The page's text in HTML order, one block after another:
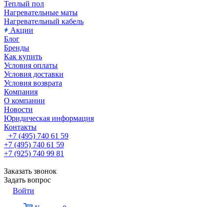
Теплый пол
Нагревательные маты
Нагревательный кабель
Акции
Блог
Бренды
Как купить
Условия оплаты
Условия доставки
Условия возврата
Компания
О компании
Новости
Юридическая информация
Контакты
+7 (495) 740 61 59
+7 (495) 740 61 59
+7 (925) 740 99 81
Заказать звонок
Задать вопрос
Войти